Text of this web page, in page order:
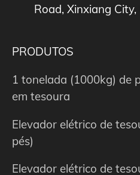
Road, Xinxiang
PRODUTOS
1 tonelada (1000kg) de
em tesoura
Elevador elétrico de
pés)
Elevador elétrico de